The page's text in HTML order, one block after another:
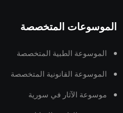
الموسوعات المتخصصة
الموسوعة الطبية المتخصصة
الموسوعة القانونية المتخصصة
موسوعة الآثار في سورية